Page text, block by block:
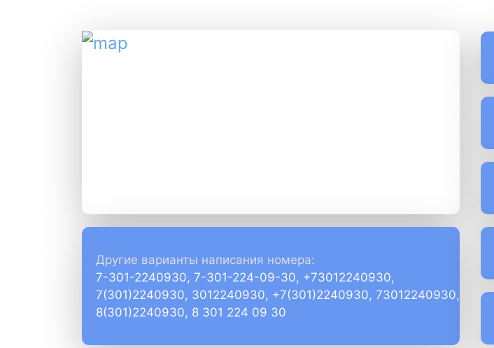
Другие варианты написания номера:
7-301-2240930, 7-301-224-09-30, +73012240930,
7(301)2240930, 3012240930, +7(301)2240930, 73012240930,
8(301)2240930, 8 301 224 09 30